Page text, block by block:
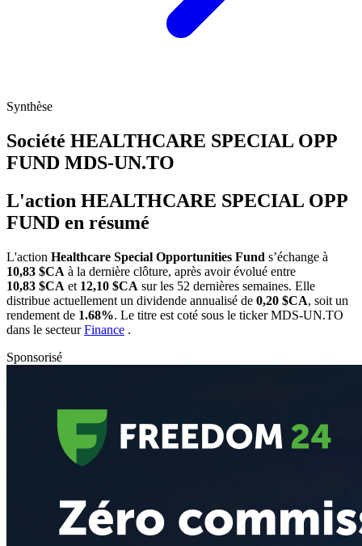
Synthèse
Société HEALTHCARE SPECIAL OPP
FUND MDS-UN.TO
L'action HEALTHCARE SPECIAL OPP
FUND en résumé
L'action Healthcare Special Opportunities Fund s’échange à
10,83 $CA à la dernière clôture, après avoir évolué entre
10,83 $CA et 12,10 $CA sur les 52 dernières semaines. Elle
distribue actuellement un dividende annualisé de 0,20 $CA, soit un
rendement de 1.68%. Le titre est coté sous le tickerMDS-UN.TO
dans le secteurFinance .
Sponsorisé